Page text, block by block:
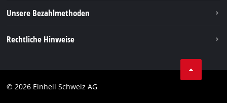
Unsere Bezahlmethoden
Rechtliche Hinweise
Impressum
© 2026 Einhell Schweiz AG